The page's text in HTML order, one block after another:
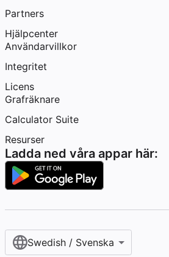
Partners
Hjälpcenter
Användarvillkor
Integritet
Licens
Grafräknare
Calculator Suite
Resurser
Ladda ned våra appar här:
Swedish / Svenska‎